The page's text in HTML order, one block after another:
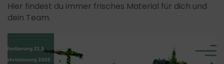
Hier findest du immer frisches Material für dich und
dein Team.